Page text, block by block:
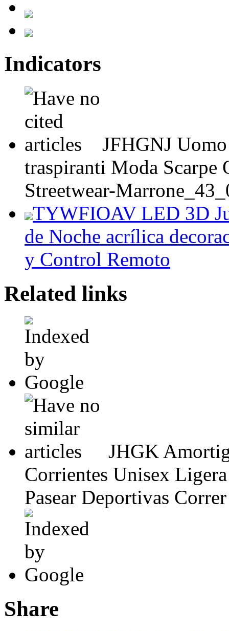
Indicators
JFHGNJ
traspiranti Moda Scarpe
Streetwear-
TYWFIOAV LED 3D
de Noche acrílica
y Control Remoto
Related links
JHGK
Corrientes Unisex
Pasear Deportivas Correr
Share